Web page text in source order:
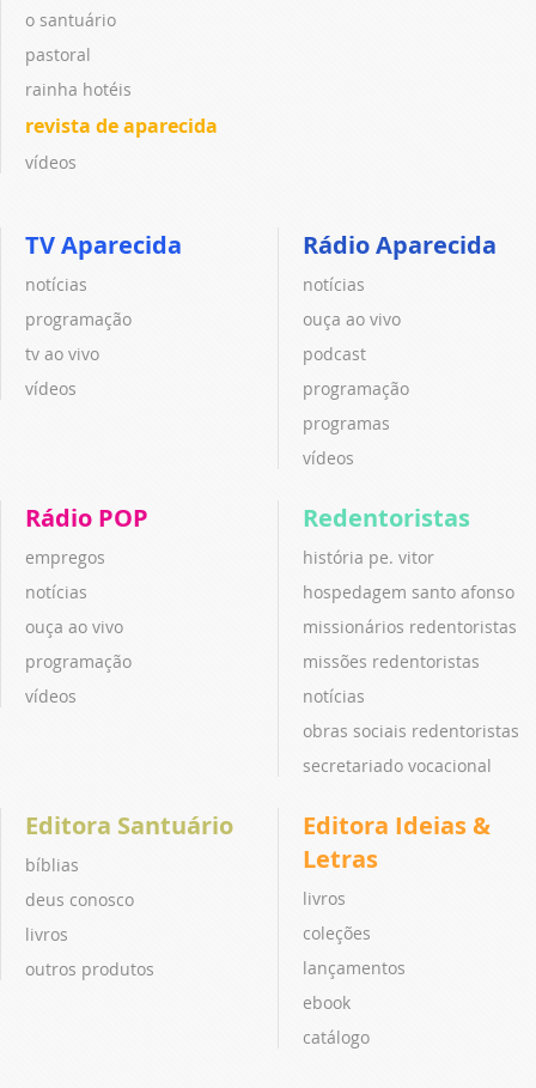
o santuário
pastoral
rainha hotéis
revista de aparecida
vídeos
TV Aparecida
notícias
programação
tv ao vivo
vídeos
Rádio Aparecida
notícias
ouça ao vivo
podcast
programação
programas
vídeos
Rádio POP
empregos
notícias
ouça ao vivo
programação
vídeos
Redentoristas
história pe. vitor
hospedagem santo afonso
missionários redentoristas
missões redentoristas
notícias
obras sociais redentoristas
secretariado vocacional
Editora Santuário
bíblias
deus conosco
livros
outros produtos
Editora Ideias &
Letras
livros
coleções
lançamentos
ebook
catálogo